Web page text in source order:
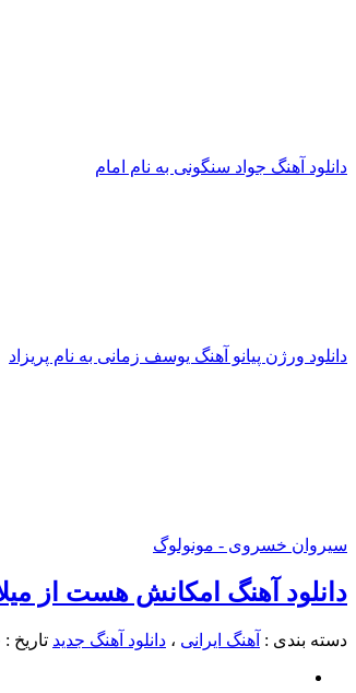
دانلود آهنگ جواد سنگونی به نام امام
دانلود ورژن پیانو آهنگ یوسف زمانی به نام پریزاد
سیروان خسروی - مونولوگ
دانلود آهنگ امکانش هست از
دسته بندی : آهنگ ایرانی ، دانلود آهنگ جدید تاریخ : جمعه